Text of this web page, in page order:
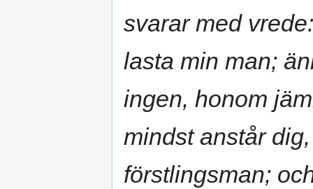
svarar med
lasta min man;
ingen, honom
mindst anstår
förstlingsman;